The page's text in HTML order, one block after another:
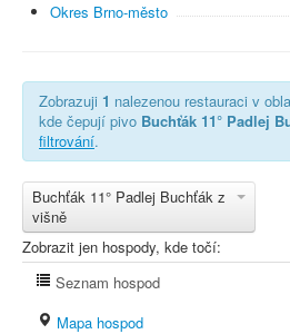
Okres Brno-město
Zobrazuji 1 nalezenou restauraci v
kde čepují pivo Buchťák 11° Padlej
filtrování.
Buchťák 11° Padlej Buchťák z
višně
Zobrazit jen hospody, kde točí:
Seznam hospod
Mapa hospod